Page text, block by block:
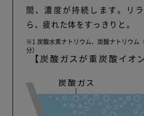
間、濃度が持続します。リ
ら、疲れた体をすっきりと。
※1 炭酸水素ナトリウム、炭酸ナトリウム
分）